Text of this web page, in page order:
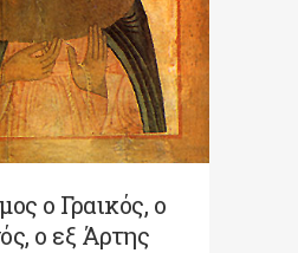
ο Γραικός, ο
ο εξ Άρτης